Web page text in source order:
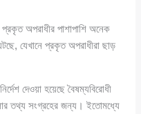
অপরাধীর পাশাপাশি অনেক
যেখানে প্রকৃত অপরাধীরা ছাড়
দেওয়া হয়েছে বৈষম্যবিরোধী
তথ্য সংগ্রহের জন্য। ইতোমধ্যে